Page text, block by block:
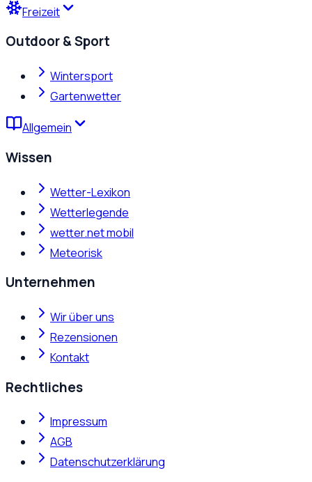
Freizeit
Outdoor & Sport
Wintersport
Gartenwetter
Allgemein
Wissen
Wetter-Lexikon
Wetterlegende
wetter.net mobil
Meteorisk
Unternehmen
Wir über uns
Rezensionen
Kontakt
Rechtliches
Impressum
AGB
Datenschutzerklärung